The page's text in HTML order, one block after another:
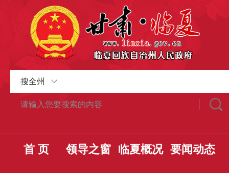
搜全州
首 页 领导之窗 临夏概况 要闻动态